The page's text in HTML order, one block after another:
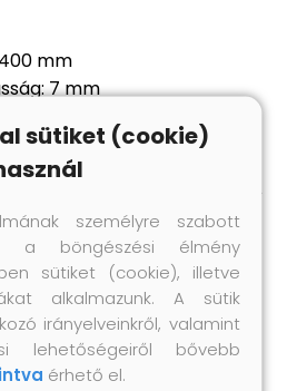
mm
7 mm
termékek
sütiket (cookie)
személyre szabott
a böngészési élmény
sütiket (cookie), illetve
alkalmazunk. A sütik
irányelveinkről, valamint
lehetőségeiről bővebb
érhető el.